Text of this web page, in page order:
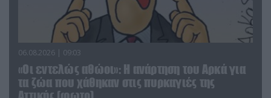
06.08.2026 | 09:03
«Οι εντελώς αθώοι»: Η ανάρτηση του Αρκά για
τα ζώα που χάθηκαν στις πυρκαγιές της